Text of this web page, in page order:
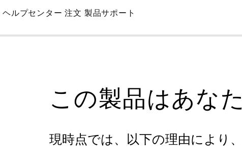
Skip
Main
ヘルプセンター 注文 製品サポート
この製品はあな
現時点では、以下の理由により